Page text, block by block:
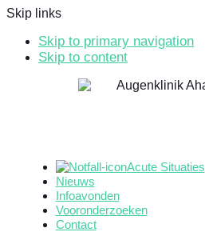
Skip links
Skip to primary navigation
Skip to content
Acute Situaties
Nieuws
Infoavonden
Vooronderzoeken
Contact